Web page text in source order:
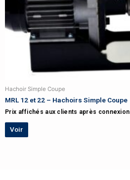
Hachoir Simple Coupe
MRL 12 et 22 – Hachoirs Simple Coupe
Prix affichés aux clients après connexion
Voir